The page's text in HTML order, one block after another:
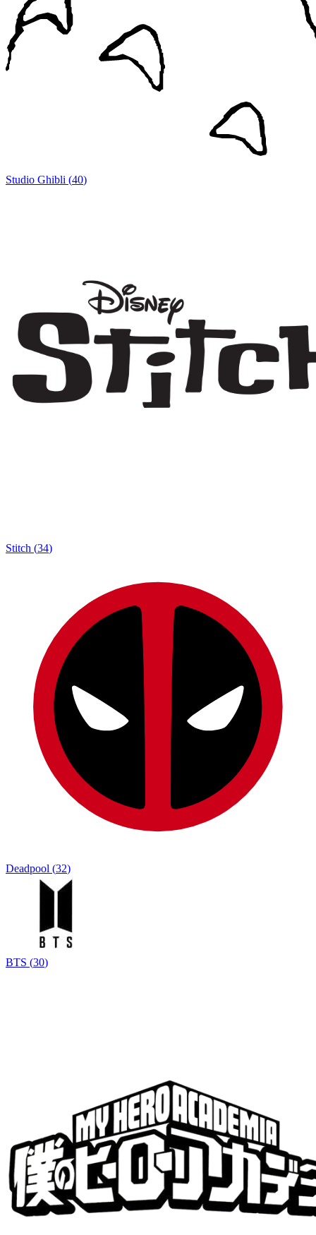
Studio Ghibli (40)
Stitch (34)
Deadpool (32)
BTS (30)